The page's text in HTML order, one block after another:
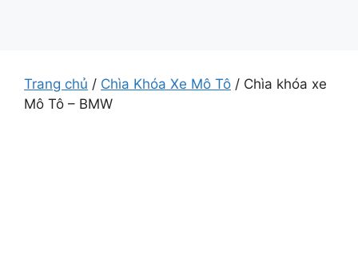
Trang chủ / Chìa Khóa Xe Mô Tô / Chìa khóa xe
Mô Tô – BMW